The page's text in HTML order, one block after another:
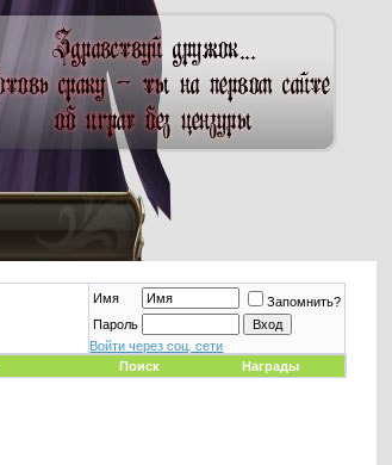
Имя
Запомнить?
Пароль
Войти через соц. сети
Поиск Награды